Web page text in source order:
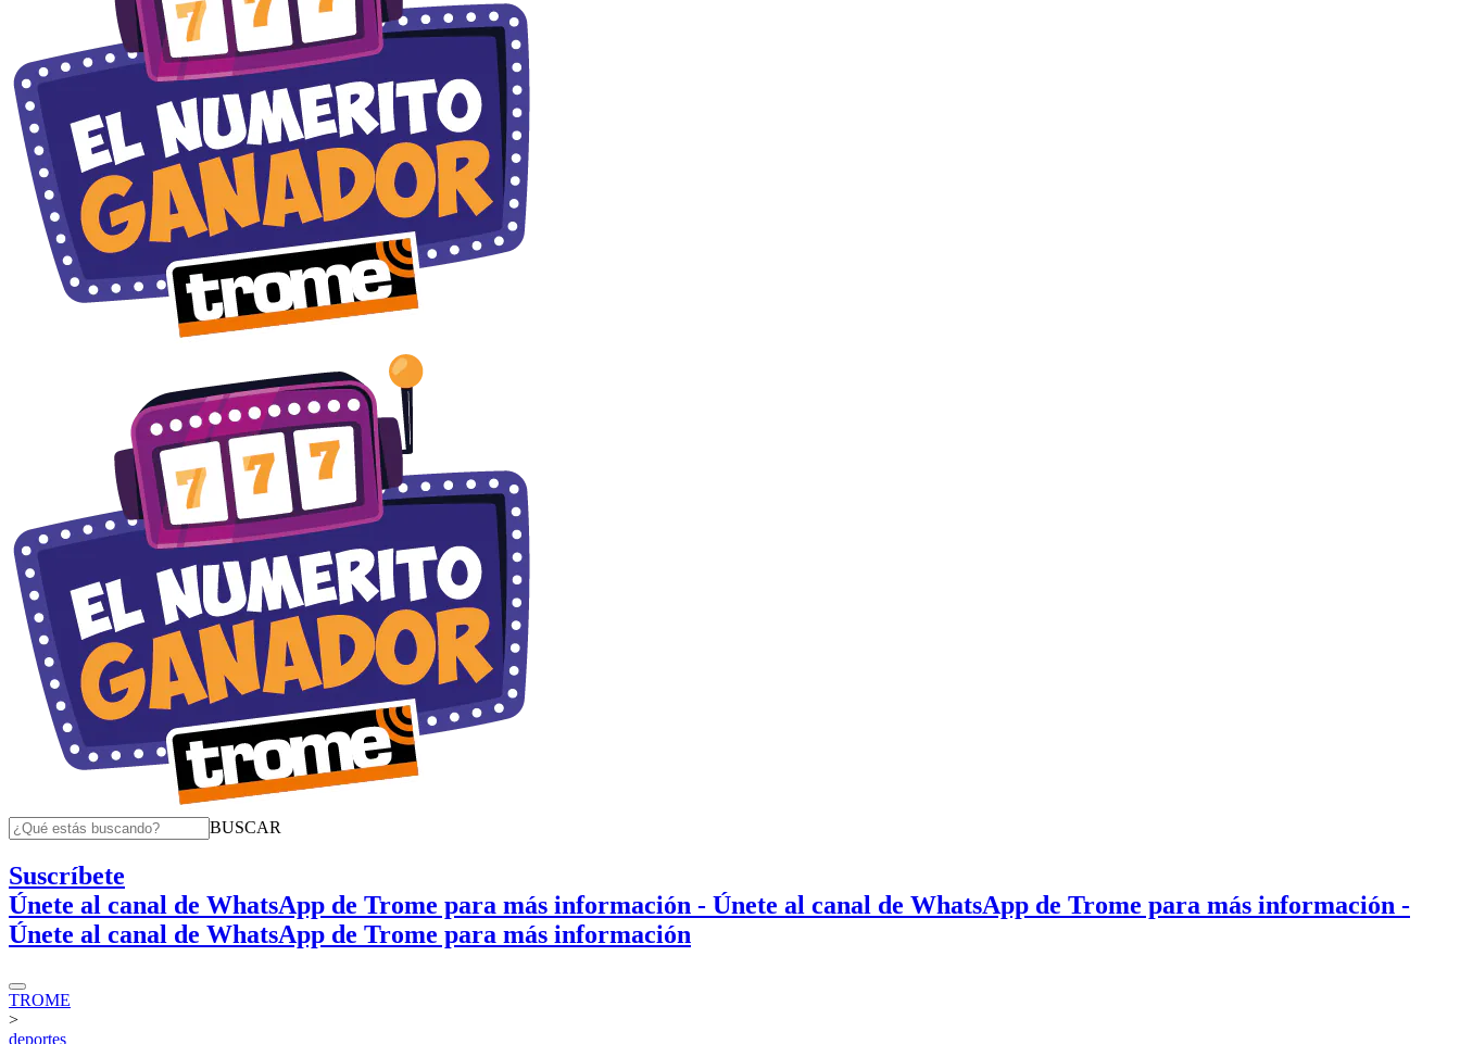
BUSCAR
Suscríbete
Únete al canal de WhatsApp de Trome para más información - Únete al canal de WhatsApp de Trome para más información -
Únete al canal de WhatsApp de Trome para más información
TROME
>
deportes